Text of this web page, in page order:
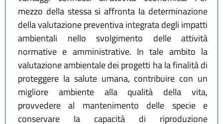
mezzo della stessa si affronta la determinazione
della valutazione preventiva integrata degli impatti
ambientali nello svolgimento delle attività
normative e amministrative. In tale ambito la
valutazione ambientale dei progetti ha la finalità di
proteggere la salute umana, contribuire con un
migliore ambiente alla qualità della vita,
provvedere al mantenimento delle specie e
conservare la capacità di riproduzione